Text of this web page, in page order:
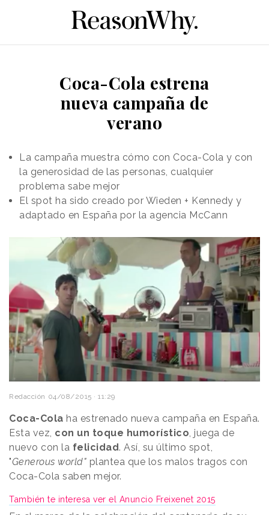
Coca-Cola estrena
nueva campaña de
verano
La campaña muestra cómo con Coca-Cola y con
la generosidad de las personas, cualquier
problema sabe mejor
El spot ha sido creado por Wieden + Kennedy y
adaptado en España por la agencia McCann
Redacción 04/08/2015 · 11:29
Coca-Cola ha estrenado nueva campaña en España.
Esta vez, con un toque humorístico, juega de
nuevo con la felicidad. Así, su último spot,
"Generous world" plantea que los malos tragos con
Coca-Cola saben mejor.
También te interesa ver el Anuncio Freixenet 2015